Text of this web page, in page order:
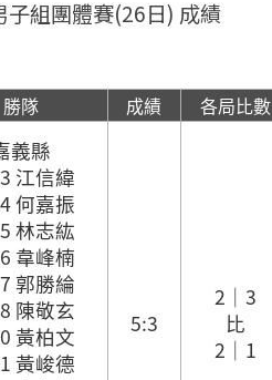
組團體賽(26日) 成績
勝隊 成績 各局比數
義縣
江信緯
何嘉振
林志紘
韋峰楠
郭勝綸
陳敬玄
黃柏文
黃峻德
5:3
2｜3
比
2｜1